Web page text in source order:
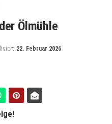
Ölmühle
22. Februar 2026